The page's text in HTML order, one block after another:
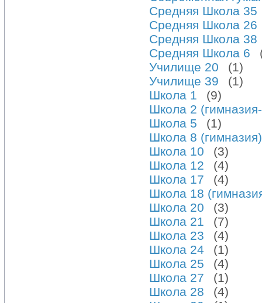
Средняя Школа 35
Средняя Школа 26
Средняя Школа 38
Средняя Школа 6
Училище 20
(1)
Училище 39
(1)
Школа 1
(9)
Школа 2
Школа 5
(1)
Школа 8 (гимназия)
Школа 10
(3)
Школа 12
(4)
Школа 17
(4)
Школа 18
Школа 20
(3)
Школа 21
(7)
Школа 23
(4)
Школа 24
(1)
Школа 25
(4)
Школа 27
(1)
Школа 28
(4)